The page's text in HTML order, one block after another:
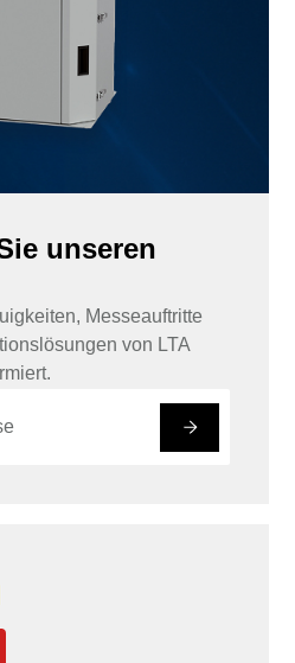
unseren
Messeauftritte
von LTA
#